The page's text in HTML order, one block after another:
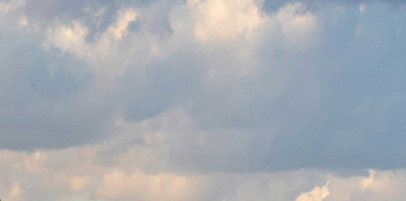
구포부민병원
부민 프레스티지 라이프케어센터 마곡
HI
오시는길
건강토크
부민병원 40주년 역사관